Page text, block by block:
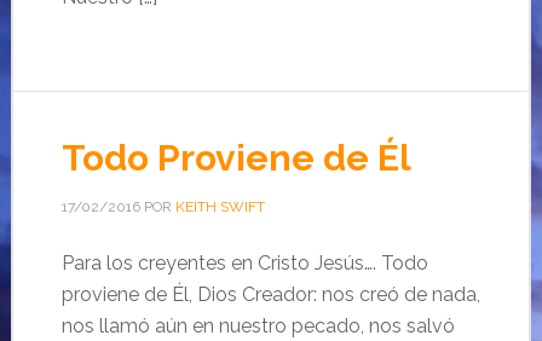
Todo Proviene de Él
17/02/2016POR KEITH SWIFT
Para los creyentes en Cristo Jesús…. Todo
proviene de Él, Dios Creador: nos creó de nada,
nos llamó aún en nuestro pecado, nos salvó